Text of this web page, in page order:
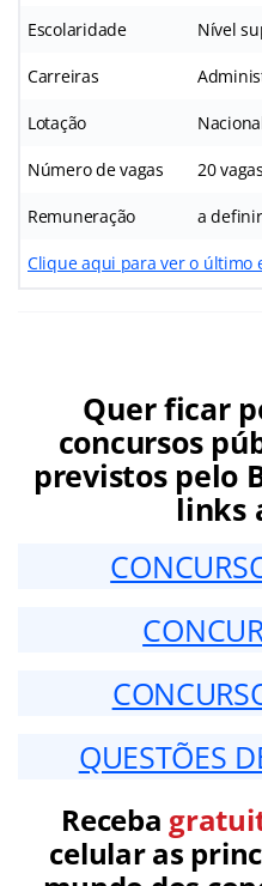
Escolaridade Nível
Carreiras
Lotação
Número de vagas 20 vagas
Remuneração a definir
Clique aqui para ver o último
Quer ficar
concursos
previstos pelo
links
QUESTÕES
Receba
celular as